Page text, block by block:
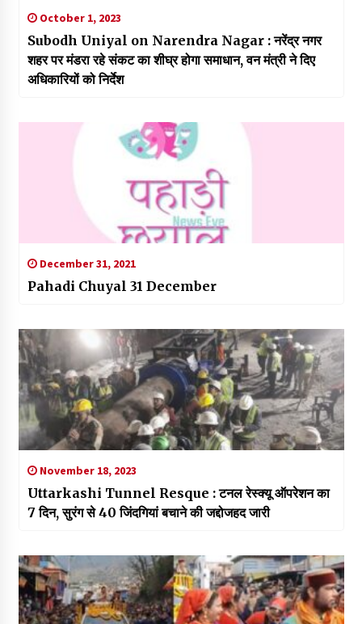
October 1, 2023
Subodh Uniyal on Narendra Nagar : नरेंद्र नगर
शहर पर मंडरा रहे संकट का शीघ्र होगा समाधान, वन मंत्री ने दिए
अधिकारियों को निर्देश
December 31, 2021
Pahadi Chuyal 31 December
November 18, 2023
Uttarkashi Tunnel Resque : टनल रेस्क्यू ऑपरेशन का
7 दिन, सुरंग से 40 जिंदगियां बचाने की जद्दोजहद जारी